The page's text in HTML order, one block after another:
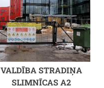
VALDĪBA STRADIŅA
SLIMNĪCAS A2